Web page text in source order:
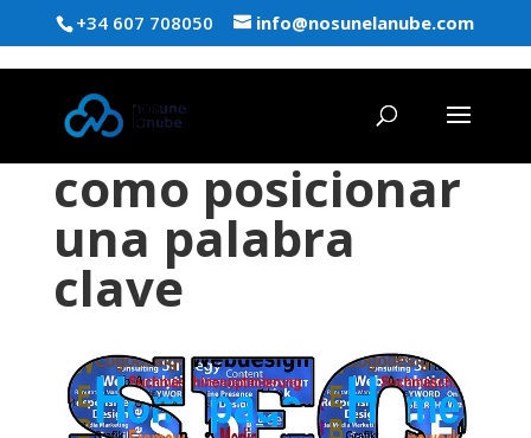
+34 607 708050 info@nosunelanube.com
como posicionar
una palabra
clave